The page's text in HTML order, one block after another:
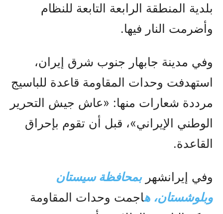
بلدية المنطقة الرابعة التابعة للنظام
وأضرمت النار فيها.
وفي مدينة جابهار جنوب شرق إيران،
استهدفت وحدات المقاومة قاعدة للباسيج
مرددة شعارات منها: «عاش جيش التحرير
الوطني الإيراني»، قبل أن تقوم بإحراق
القاعدة.
وفي إيرانشهربمحافظة سيستان
وبلوشستان، هاجمت وحدات المقاومة